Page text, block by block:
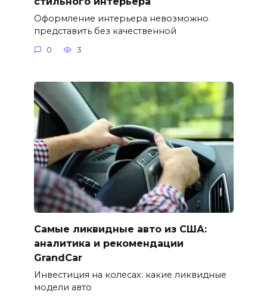
Оформление интерьера невозможно
представить без качественной
0 3
Самые ликвидные авто из США:
аналитика и рекомендации
GrandCar
Инвестиция на колесах: какие ликвидные
модели авто